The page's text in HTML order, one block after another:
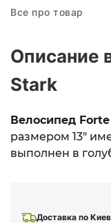
Доставка по
Все про товар
Описание
Stark
Велосипед
размером 13"
выполнен в